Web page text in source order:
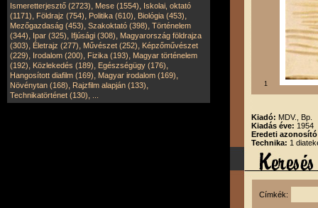
Ismeretterjesztő (2723), Mese (1554), Iskolai, oktató
(1171), Földrajz (754), Politika (610), Biológia (453),
Mezőgazdaság (453), Szakoktató (398), Történelem
(344), Ipar (325), Ifjúsági (308), Magyarország földrajza
(303), Életrajz (277), Művészet (252), Képzőművészet
(229), Irodalom (200), Fizika (193), Magyar történelem
(192), Közlekedés (189), Egészségügy (176),
Hangosított diafilm (169), Magyar irodalom (169),
Növénytan (168), Rajzfilm alapján (133),
Technikatörténet (130),
1
Kiadó: MDV., Bp.
Kiadás éve: 1954
Eredeti
Technika: 1
Címkék: